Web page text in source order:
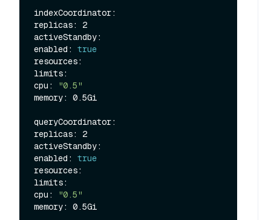
indexCoordinator:
replicas: 2
activeStandby:
enabled: true
resources:
limits:
cpu:
"0.5"
memory: 0.5Gi
queryCoordinator:
replicas: 2
activeStandby:
enabled: true
resources:
limits:
cpu:
"0.5"
memory: 0.5Gi